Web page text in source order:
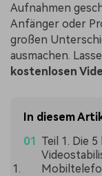
Aufnahmen
Anfänger oder
großen
ausmachen.
kostenlosen
In diesem
Teil 1. Die